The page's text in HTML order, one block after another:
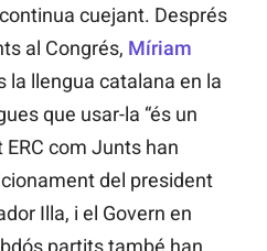
cuejant. Després
al Congrés, Míriam
la llengua catalana en la
que usar-la “és un
com Junts han
del president
Illa, i el Govern en
partits també han